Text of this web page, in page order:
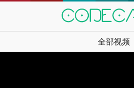
全部视频